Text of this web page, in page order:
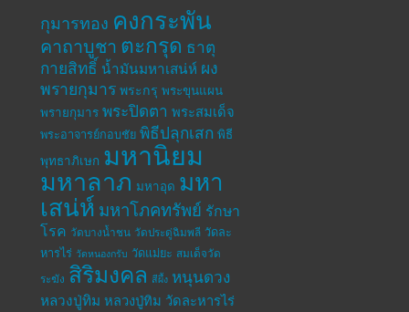
กุมารทอง คงกระพัน
คาถาบูชา ตะกรุด ธาตุ
กายสิทธิ์ น้ำมันมหาเสน่ห์ ผง
พรายกุมาร พระกรุ พระขุนแผน
พรายกุมาร พระปิดตา พระสมเด็จ
พระอาจารย์กอบชัย พิธีปลุกเสก พิธี
พุทธาภิเษก มหานิยม
มหาลาภ มหาอุด มหา
เสน่ห์ มหาโภคทรัพย์ รักษา
โรค วัดบางน้ำชน วัดประดู่ฉิมพลี วัดละ
หารไร่ วัดหนองกรับ วัดแม่ยะ สมเด็จวัด
ระฆัง สิริมงคล สีผึ้ง หนุนดวง
หลวงปู่ทิม หลวงปู่ทิม วัดละหารไร่